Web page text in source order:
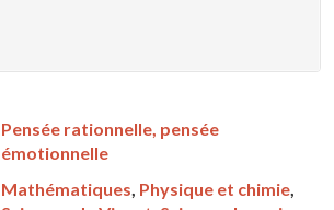
Pensée rationnelle, pensée
émotionnelle
Mathématiques, Physique et chimie,